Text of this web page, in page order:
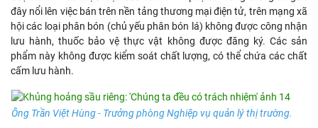
đây nổi lên việc bán trên nền tảng thương mại điện tử, trên mạng xã
hội các loại phân bón (chủ yếu phân bón lá) không được công nhận
lưu hành, thuốc bảo vệ thực vật không được đăng ký. Các sản
phẩm này không được kiểm soát chất lượng, có thể chứa các chất
cấm lưu hành.
Ông Trần Việt Hùng - Trưởng phòng Nghiệp vụ quản lý thị trường.